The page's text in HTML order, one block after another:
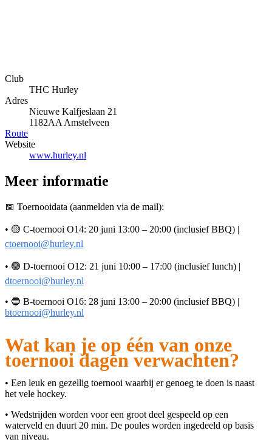
Club
THC Hurley
Adres
Nieuwe Kalfjeslaan 21
1182AA Amstelveen
Route
Website
www.hurley.nl
Meer informatie
📅 Toernooidata (aanmelden via de mail):
• 🟡 C-toernooi O14: 20 juni 13:00 – 20:00 (inclusief BBQ) |
ctoernooi@hurley.nl
• 🟢 D-toernooi O12: 21 juni 10:00 – 17:00 (inclusief lunch) |
dtoernooi@hurley.nl
• 🔵 B-toernooi O16: 28 juni 13:00 – 20:00 (inclusief BBQ) |
btoernooi@hurley.nl
Wat kan je op één van onze
toernooi dagen verwachten?
• Een leuk en gezellig toernooi waarbij er genoeg te doen is naast
het vele hockey.
• Wedstrijden worden voor een groot deel gespeeld op een
waterveld en duurt 20 min. De poules worden ingedeeld op basis
van niveau.